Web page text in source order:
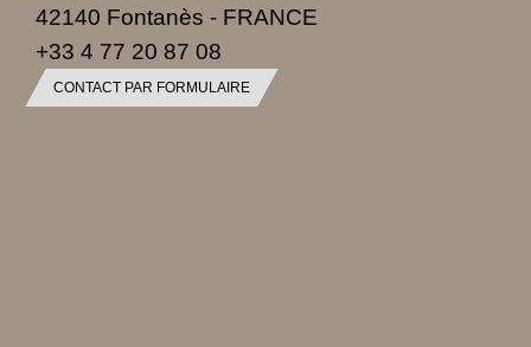
42140 Fontanès - FRANCE
+33 4 77 20 87 08
CONTACT PAR FORMULAIRE